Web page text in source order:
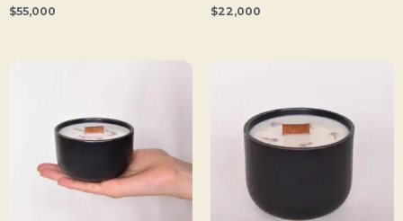
$55,000 $22,000